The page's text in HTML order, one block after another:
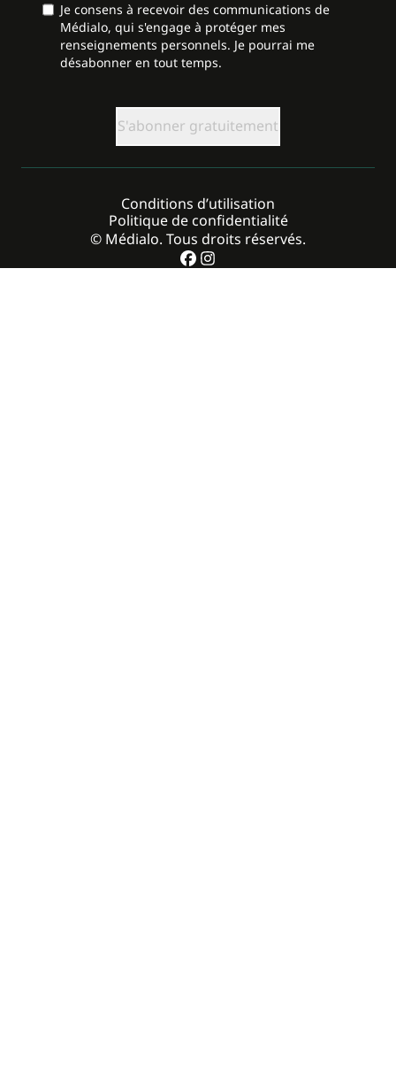
Je consens à recevoir des communications de
Médialo, qui s'engage à protéger mes
renseignements personnels. Je pourrai me
désabonner en tout temps.
© Médialo. Tous droits réservés.
Conditions d’utilisation
Politique de confidentialité